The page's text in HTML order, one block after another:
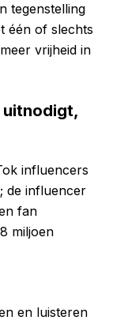
tegenstelling
één of slechts
vrijheid in
uitnodigt,
influencers
de influencer
fan
miljoen
en luisteren